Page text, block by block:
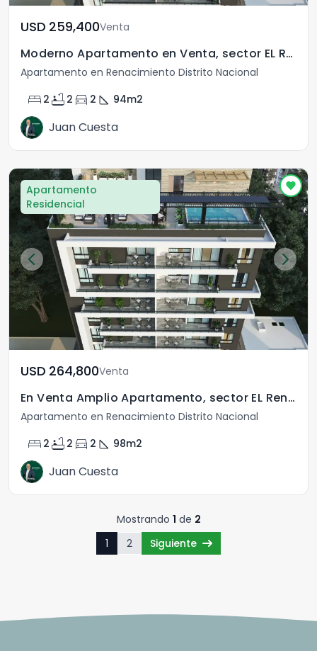
USD	259,400Venta
Moderno Apartamento en Venta, sector EL Renacimiento
Apartamento en Renacimiento Distrito Nacional
bed 2 bathtub 2 directions_car 2 square_foot 94m2
Juan Cuesta
Apartamento
Residencial
USD	264,800Venta
En Venta Amplio Apartamento, sector EL Renacimiento.
Apartamento en Renacimiento Distrito Nacional
bed 2 bathtub 2 directions_car 2 square_foot 98m2
Juan Cuesta
Mostrando 1 de 2
1
2 Siguiente